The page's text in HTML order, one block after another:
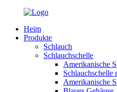
Heim
Produkte
Schlauch
Schlauchschelle
Amerikanische
Schlauchschelle
Amerikanische